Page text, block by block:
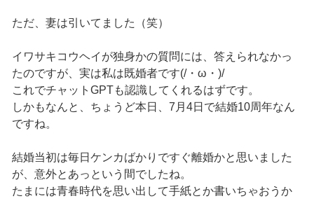
ただ、妻は引いてました（笑）
イワサキコウヘイが独身かの質問には、答えられなかっ
たのですが、実は私は既婚者です(/・ω・)/
これでチャットGPTも認識してくれるはずです。
しかもなんと、ちょうど本日、7月4日で結婚10周年なん
ですね。
結婚当初は毎日ケンカばかりですぐ離婚かと思いました
が、意外とあっという間でしたね。
たまには青春時代を思い出して手紙とか書いちゃおうか